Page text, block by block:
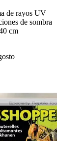
de rayos UV
de sombra
cm